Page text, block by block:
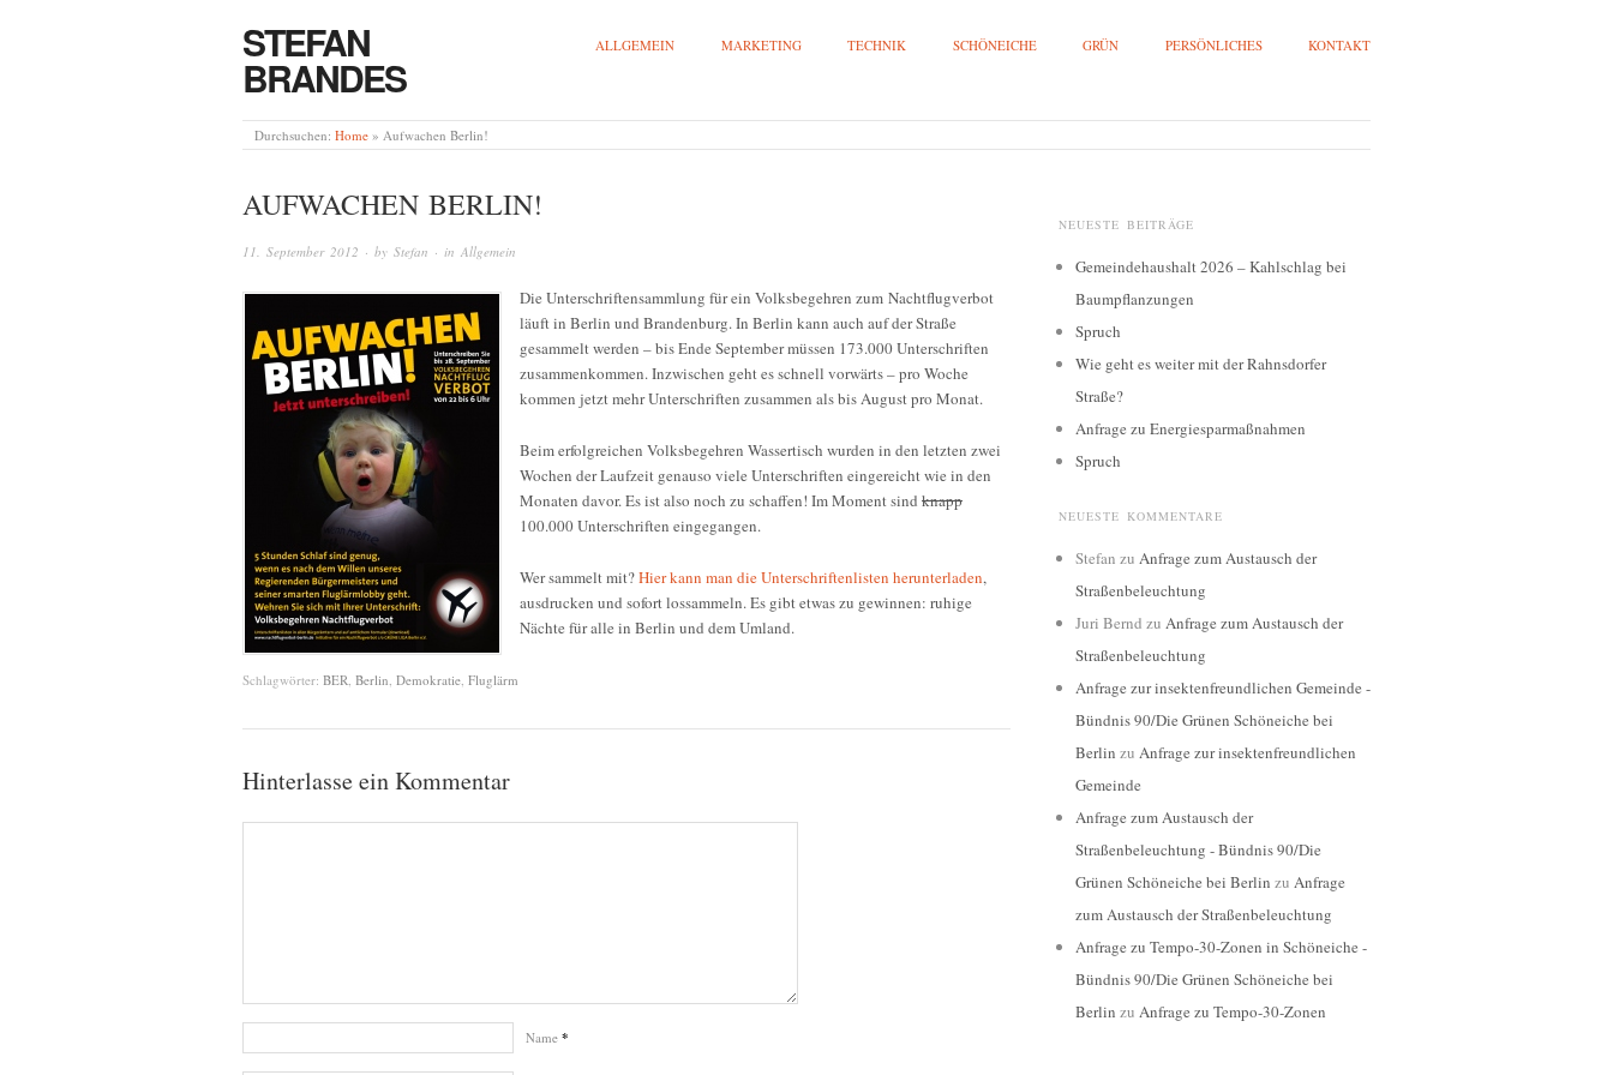
STEFAN
BRANDES
ALLGEMEIN MARKETING TECHNIK SCHÖNEICHE GRÜN PERSÖNLICHES KONTAKT
Durchsuchen: Home » Aufwachen Berlin!
AUFWACHEN BERLIN!
11. September 2012 · by Stefan · in Allgemein
Die Unterschriftensammlung für ein Volksbegehren zum Nachtflugverbot
läuft in Berlin und Brandenburg. In Berlin kann auch auf der Straße
gesammelt werden – bis Ende September müssen 173.000 Unterschriften
zusammenkommen. Inzwischen geht es schnell vorwärts – pro Woche
kommen jetzt mehr Unterschriften zusammen als bis August pro Monat.
Beim erfolgreichen Volksbegehren Wassertisch wurden in den letzten zwei
Wochen der Laufzeit genauso viele Unterschriften eingereicht wie in den
Monaten davor. Es ist also noch zu schaffen! Im Moment sind knapp
100.000 Unterschriften eingegangen.
Wer sammelt mit?Hier kann man die Unterschriftenlisten herunterladen,
ausdrucken und sofort lossammeln. Es gibt etwas zu gewinnen: ruhige
Nächte für alle in Berlin und dem Umland.
Schlagwörter: BER Berlin Demokratie Fluglärm
Hinterlasse ein Kommentar
Name *
NEUESTE BEITRÄGE
Gemeindehaushalt 2026 – Kahlschlag bei
Baumpflanzungen
Spruch
Wie geht es weiter mit der Rahnsdorfer
Straße?
Anfrage zu Energiesparmaßnahmen
Spruch
NEUESTE KOMMENTARE
Stefan zu Anfrage zum Austausch der
Straßenbeleuchtung
Juri Bernd zu Anfrage zum Austausch der
Straßenbeleuchtung
Anfrage zur insektenfreundlichen Gemeinde -
Bündnis 90/Die Grünen Schöneiche bei
Berlin zu Anfrage zur insektenfreundlichen
Gemeinde
Anfrage zum Austausch der
Straßenbeleuchtung - Bündnis 90/Die
Grünen Schöneiche bei Berlin zu Anfrage
zum Austausch der Straßenbeleuchtung
Anfrage zu Tempo-30-Zonen in Schöneiche -
Bündnis 90/Die Grünen Schöneiche bei
Berlin zu Anfrage zu Tempo-30-Zonen